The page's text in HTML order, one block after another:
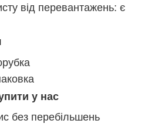
від перевантажень: є
у нас
без перебільшень